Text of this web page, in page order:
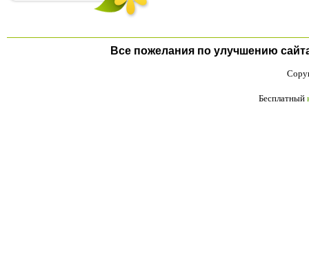
Все пожелания по улучшению
Бесплатный